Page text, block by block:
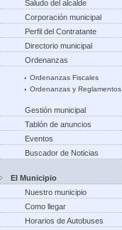
Saludo del alcalde
Corporación municipal
Perfil del Contratante
Directorio municipal
Ordenanzas
Ordenanzas Fiscales
Ordenanzas y Reglamentos
Gestión municipal
Tablón de anuncios
Eventos
Buscador de Noticias
El Municipio
Nuestro municipio
Como llegar
Horarios de Autobuses